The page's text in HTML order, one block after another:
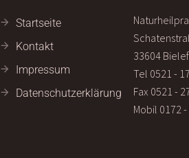
Startseite
Kontakt
Impressum
Datenschutzerklärung
33604
Tel 0521 -
Fax 0521 -
Mobil 0172